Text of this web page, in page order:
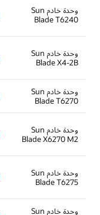
وحدة خادم Sun
Blade T6240
وحدة خادم Sun
Blade X4-2B
وحدة خادم Sun
Blade T6270
وحدة خادم Sun
Blade X6270 M2
وحدة خادم Sun
Blade T6275
وحدة خادم Sun